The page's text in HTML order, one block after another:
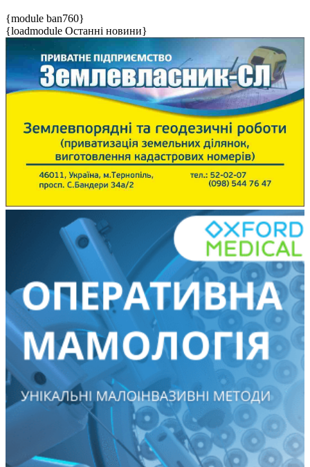
{module ban760}
{loadmodule Останні новини}